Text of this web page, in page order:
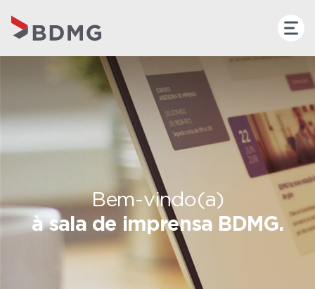
Bem-vindo(a)
à sala de imprensa BDMG.